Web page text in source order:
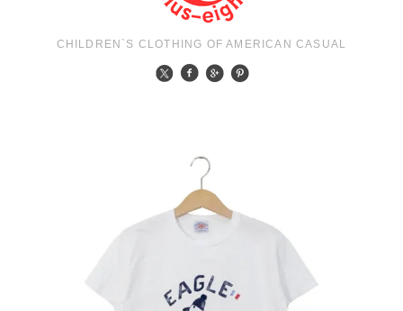
CHILDREN`S CLOTHING OF AMERICAN CASUAL